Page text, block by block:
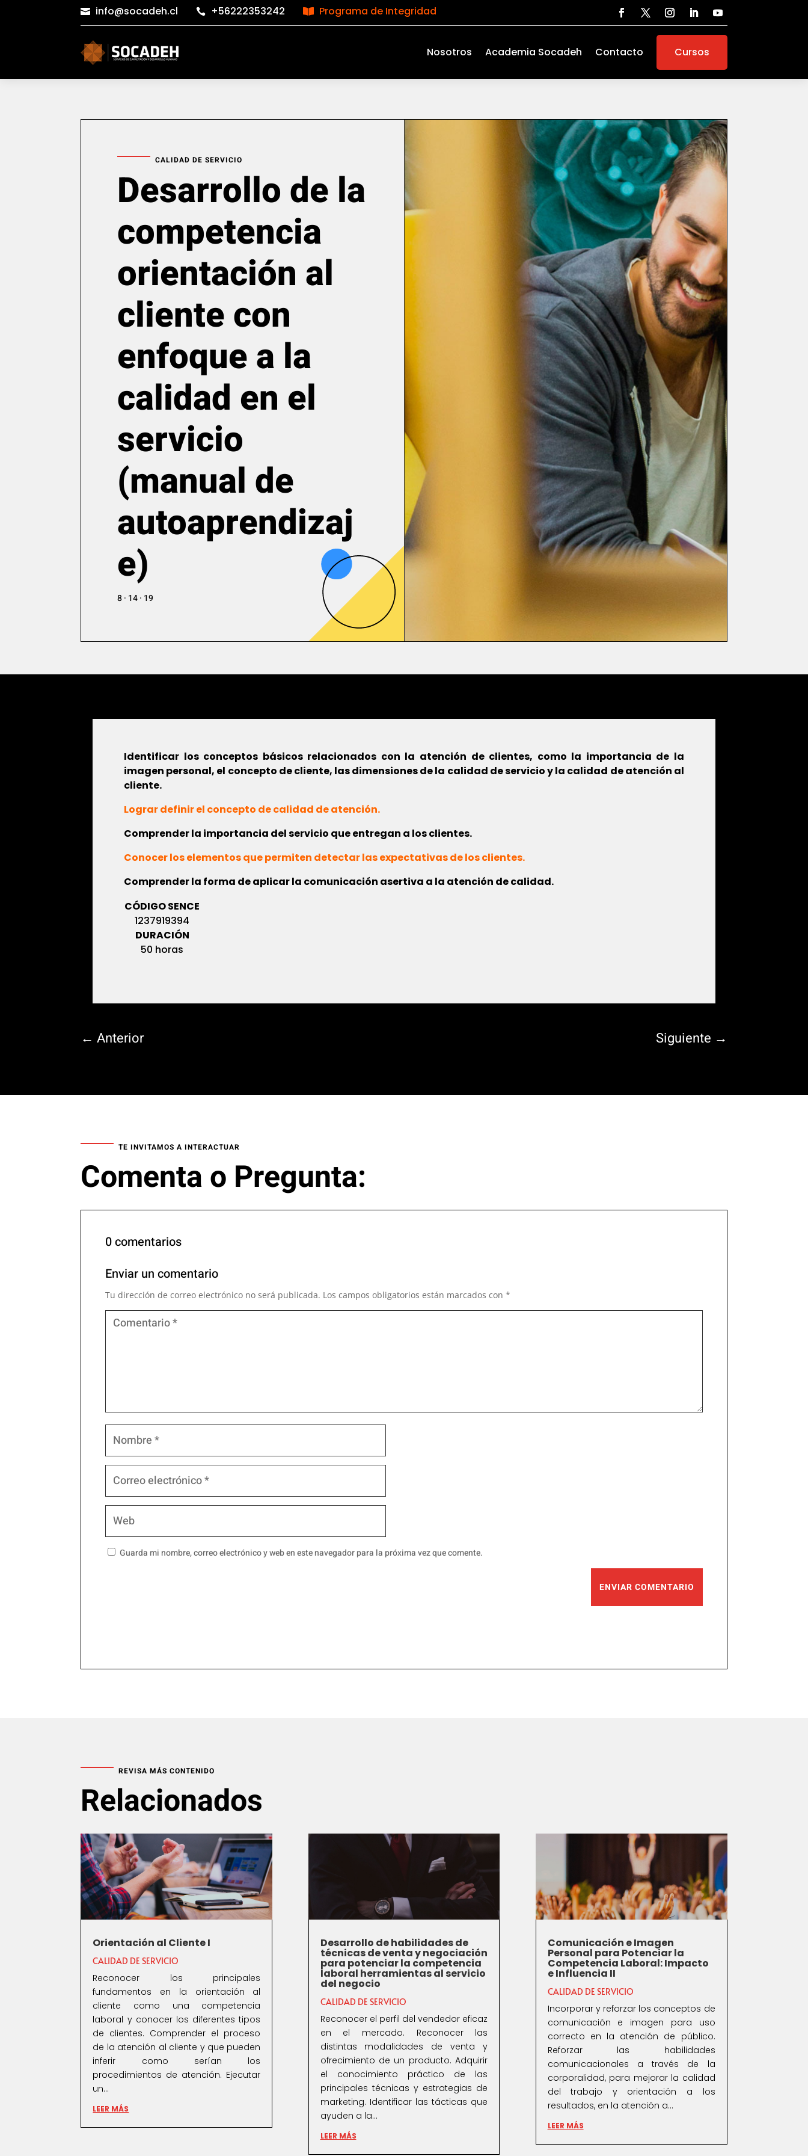
 info@socadeh.cl  +56222353242  Programa de Integridad
Nosotros Academia Socadeh Contacto Cursos
CALIDAD DE SERVICIO
Desarrollo de la
competencia
orientación al
cliente con
enfoque a la
calidad en el
servicio
(manual de
autoaprendizaj
e)
8 · 14 · 19
Identificar los conceptos básicos relacionados con la atención de clientes, como la importancia de la
imagen personal, el concepto de cliente, las dimensiones de la calidad de servicio y la calidad de atención al
cliente.
Lograr definir el concepto de calidad de atención.
Comprender la importancia del servicio que entregan a los clientes.
Conocer los elementos que permiten detectar las expectativas de los clientes.
Comprender la forma de aplicar la comunicación asertiva a la atención de calidad.
CÓDIGO SENCE
1237919394
DURACIÓN
50 horas
←Anterior Siguiente →
TE INVITAMOS A INTERACTUAR
Comenta o Pregunta:
0 comentarios
Enviar un comentario
Tu dirección de correo electrónico no será publicada. Los campos obligatorios están marcados con*
Guarda mi nombre, correo electrónico y web en este navegador para la próxima vez que comente.
ENVIAR COMENTARIO
REVISA MÁS CONTENIDO
Relacionados
Orientación al Cliente I
CALIDAD DE SERVICIO
Reconocer los principales
fundamentos en la orientación al
cliente como una competencia
laboral y conocer los diferentes tipos
de clientes. Comprender el proceso
de la atención al cliente y que pueden
inferir como serían los
procedimientos de atención. Ejecutar
un...
LEER MÁS
Desarrollo de habilidades de
técnicas de venta y negociación
para potenciar la competencia
laboral herramientas al servicio
del negocio
CALIDAD DE SERVICIO
Reconocer el perfil del vendedor eficaz
en el mercado. Reconocer las
distintas modalidades de venta y
ofrecimiento de un producto. Adquirir
el conocimiento práctico de las
principales técnicas y estrategias de
marketing. Identificar las tácticas que
ayuden a la...
LEER MÁS
Comunicación e Imagen
Personal para Potenciar la
Competencia Laboral: Impacto
e Influencia II
CALIDAD DE SERVICIO
Incorporar y reforzar los conceptos de
comunicación e imagen para uso
correcto en la atención de público.
Reforzar las habilidades
comunicacionales a través de la
corporalidad, para mejorar la calidad
del trabajo y orientación a los
resultados, en la atención a...
LEER MÁS